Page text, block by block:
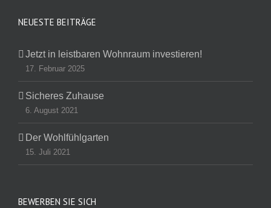
NEUESTE BEITRÄGE
Jetzt in leistbaren Wohnraum investieren!
17. Februar 2025
Sicheres Zuhause
6. August 2021
Der Wohlfühlgarten
15. Juli 2021
BEWERBEN SIE SICH